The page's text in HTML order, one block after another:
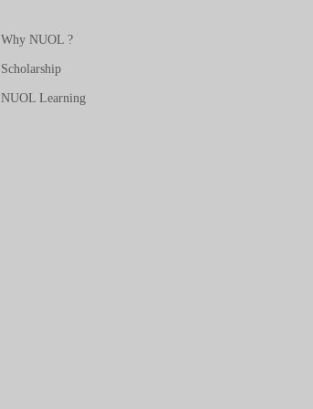
Why NUOL ?
Scholarship
NUOL Learning